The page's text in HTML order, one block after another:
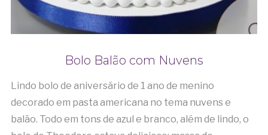
Bolo Balão com Nuvens
Lindo bolo de aniversário de 1 ano de menino
decorado em pasta americana no tema nuvens e
balão. Todo em tons de azul e branco, além de lindo, o